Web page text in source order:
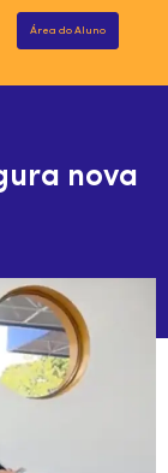
Área do Aluno
nova